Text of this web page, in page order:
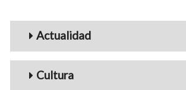
Menu_Videos
Actualidad
Cultura